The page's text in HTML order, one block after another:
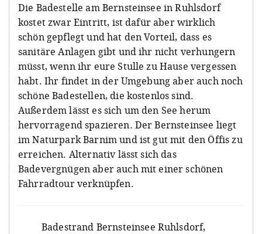
Die Badestelle am Bernsteinsee in Ruhlsdorf
kostet zwar Eintritt, ist dafür aber wirklich
schön gepflegt und hat den Vorteil, dass es
sanitäre Anlagen gibt und ihr nicht verhungern
müsst, wenn ihr eure Stulle zu Hause vergessen
habt. Ihr findet in der Umgebung aber auch noch
schöne Badestellen, die kostenlos sind.
Außerdem lässt es sich um den See herum
hervorragend spazieren. Der Bernsteinsee liegt
im Naturpark Barnim und ist gut mit den Öffis zu
erreichen. Alternativ lässt sich das
Badevergnügen aber auch mit einer schönen
Fahrradtour verknüpfen.
Badestrand Bernsteinsee Ruhlsdorf,